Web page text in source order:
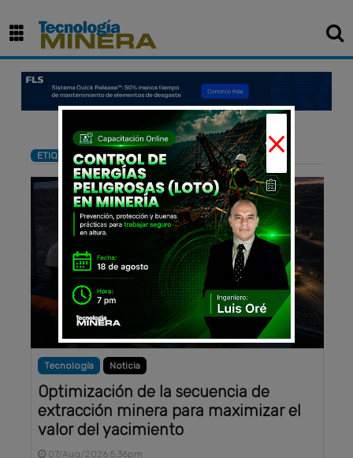
ETIQUETA : Yacimiento minero
Tecnología Noticia
Optimización de la secuencia de
extracción minera para maximizar el
valor del yacimiento
07/Aug/2026 5:36pm
×